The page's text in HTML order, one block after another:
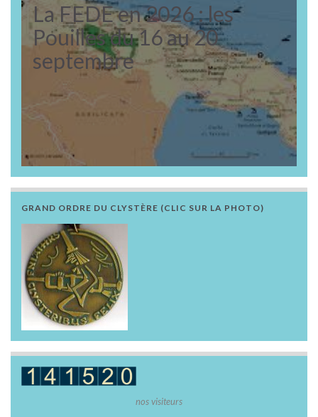
La FEDE en 2026 : les
Pouilles du 16 au 20
septembre
GRAND ORDRE DU CLYSTÈRE (CLIC SUR LA PHOTO)
nos visiteurs